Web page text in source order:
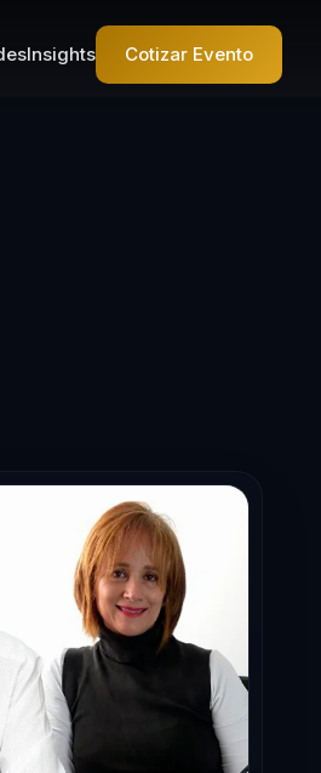
Insights Cotizar Evento